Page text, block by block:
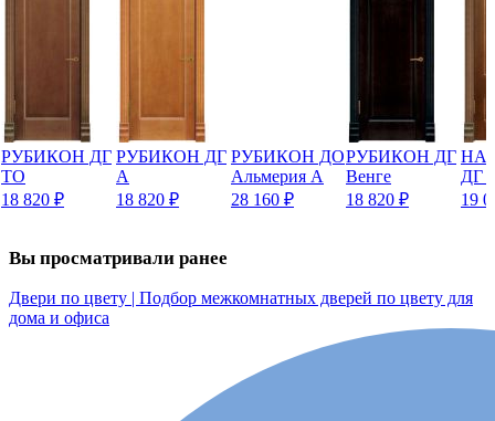
РУБИКОН ДГ
ТО
18 820 ₽
РУБИКОН ДГ
А
18 820 ₽
РУБИКОН ДО
Альмерия А
28 160 ₽
РУБИКОН ДГ
Венге
18 820 ₽
ДГ
19
Вы просматривали ранее
Двери по цвету | Подбор межкомнатных дверей по цвету для
дома и офиса